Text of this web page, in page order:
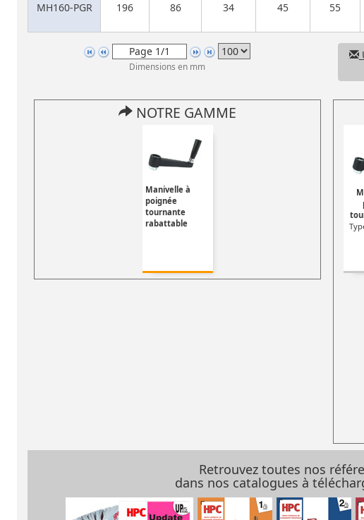
MH160-PGR
196 86 34 45 55
Dimensions en mm
NOTRE GAMME
Manivelle à
poignée
tournante
rabattable
Retrouvez toutes nos
dans nos catalogues à